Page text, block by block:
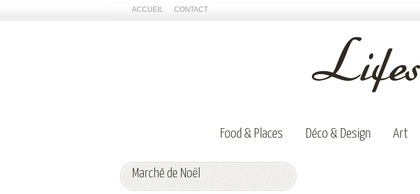
ACCUEIL CONTACT
Food & Places Déco & Design Art
Marché de Noël